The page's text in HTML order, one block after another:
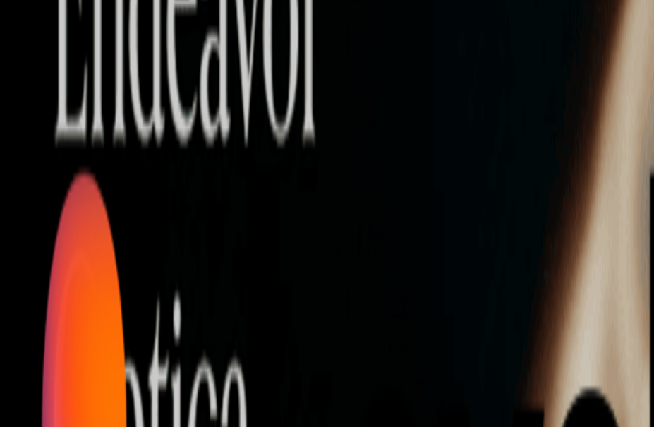
Who we are
AT PARTNERSが提供するファンド・オブ・ファンズを活用した
オープンイノベーション活動のフロー
詳しく見る
AT PARTNERS3つの強み